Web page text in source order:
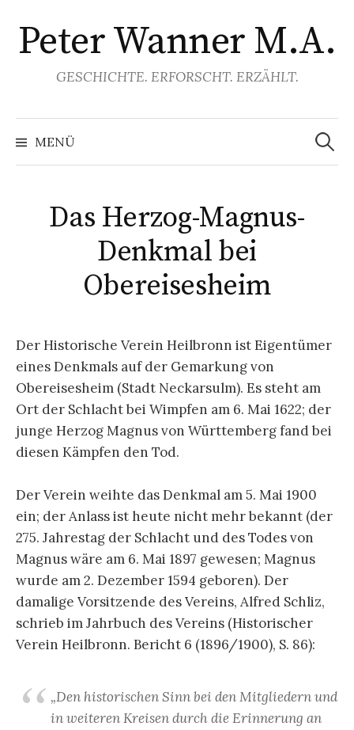
zum
Inhalt
Peter Wanner M.A.
GESCHICHTE. ERFORSCHT. ERZÄHLT.
MENÜ
Suchen
nach:
Das Herzog-Magnus-
Denkmal bei
Obereisesheim
Der Historische Verein Heilbronn ist Eigentümer
eines Denkmals auf der Gemarkung von
Obereisesheim (Stadt Neckarsulm). Es steht am
Ort der Schlacht bei Wimpfen am 6. Mai 1622; der
junge Herzog Magnus von Württemberg fand bei
diesen Kämpfen den Tod.
Der Verein weihte das Denkmal am 5. Mai 1900
ein; der Anlass ist heute nicht mehr bekannt (der
275. Jahrestag der Schlacht und des Todes von
Magnus wäre am 6. Mai 1897 gewesen; Magnus
wurde am 2. Dezember 1594 geboren). Der
damalige Vorsitzende des Vereins, Alfred Schliz,
schrieb im Jahrbuch des Vereins (Historischer
Verein Heilbronn. Bericht 6 (1896/1900), S. 86):
„Den historischen Sinn bei den Mitgliedern und
in weiteren Kreisen durch die Erinnerung an